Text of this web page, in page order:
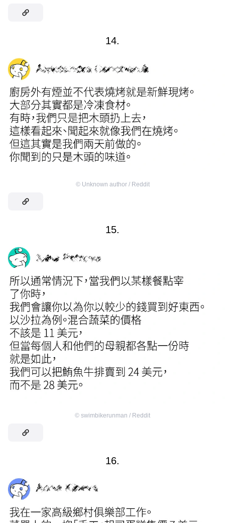
14.
© Unknown author / Reddit
15.
© swimbikerunman / Reddit
16.